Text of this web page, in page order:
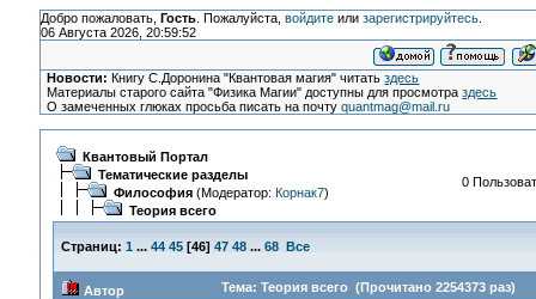
Добро пожаловать, Гость. Пожалуйста, войдитеили зарегистрируйтесь.
06 Августа 2026, 20:59:52
Новости: Книгу С.Доронина "Квантовая магия" читатьздесь
Материалы старого сайта "Физика Магии" доступны для просмотраздесь
О замеченных глюках просьба писать на почтуquantmag@mail.ru
Квантовый Портал
Тематические разделы
Философия(Модератор: Корнак7)
Теория всего
0
Страниц: 1 ... 44 45[46] 47 48 ... 68 Все
Автор Тема: Теория всего (Прочитано 2254373 раз)